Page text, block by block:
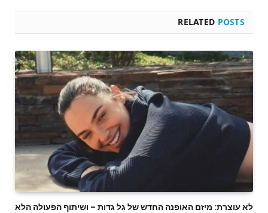
RELATED POSTS
לא עוצרת: מיזם האופנה החדש של גל גדות – ושיתוף הפעולה הלא